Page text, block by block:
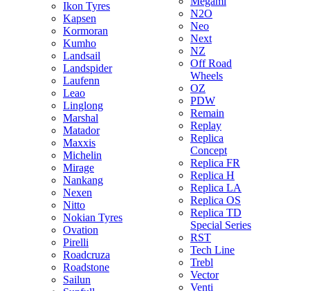
Ikon Tyres
Kapsen
Kormoran
Kumho
Landsail
Landspider
Laufenn
Leao
Linglong
Marshal
Matador
Maxxis
Michelin
Mirage
Nankang
Nexen
Nitto
Nokian Tyres
Ovation
Pirelli
Roadcruza
Roadstone
Sailun
N2O
Neo
Next
NZ
Off Road
Wheels
OZ
PDW
Remain
Replay
Replica
Concept
Replica FR
Replica H
Replica LA
Replica OS
Replica TD
Special Series
RST
Tech Line
Trebl
Vector
Venti